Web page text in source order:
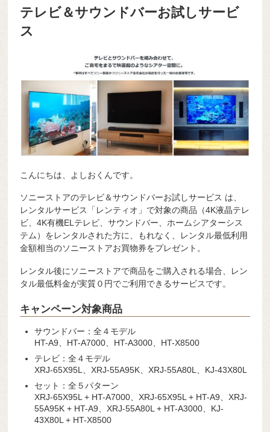
テレビ＆サウンドバーお試しサービ
ス
こんにちは、よしおくんです。
ソニーストアのテレビ＆サウンドバーお試しサービス は、
レンタルサービス「レンティオ」で対象の商品（4K液晶テレ
ビ、4K有機ELテレビ、サウンドバー、ホームシアターシス
テム）をレンタルされた方に、もれなく、レンタル最低利用
金額相当のソニーストアお買物券をプレゼント。
レンタル後にソニーストアで商品をご購入される場合、レン
タル最低料金が実質０円でご利用できるサービスです。
キャンペーン対象商品
サウンドバー：全４モデル
HT-A9、HT-A7000、HT-A3000、HT-X8500
テレビ：全４モデル
XRJ-65X95L、XRJ-55A95K、XRJ-55A80L、KJ-43X80L
セット：全５パターン
XRJ-65X95L + HT-A7000、XRJ-65X95L + HT-A9、XRJ-
55A95K + HT-A9、XRJ-55A80L + HT-A3000、KJ-
43X80L + HT-X8500